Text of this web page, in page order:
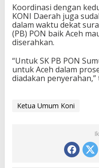
Koordinasi dengan
KONI Daerah juga
dalam waktu dekat
(PB) PON baik Aceh
diserahkan.
“Untuk SK PB PON
untuk Aceh dalam
diadakan penyerahan,”
Ketua Umum Koni